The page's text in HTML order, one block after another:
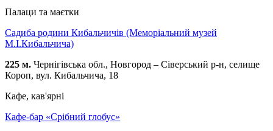
Палаци та маєтки
Садиба родини Кибальчичів (Меморіальний музей
М.І.Кибальчича)
225 м. Чернігівська обл., Новгород – Сіверський р-н, cелище
Короп, вул. Кибальчича, 18
Кафе, кав'ярні
Кафе-бар «Срібний глобус»